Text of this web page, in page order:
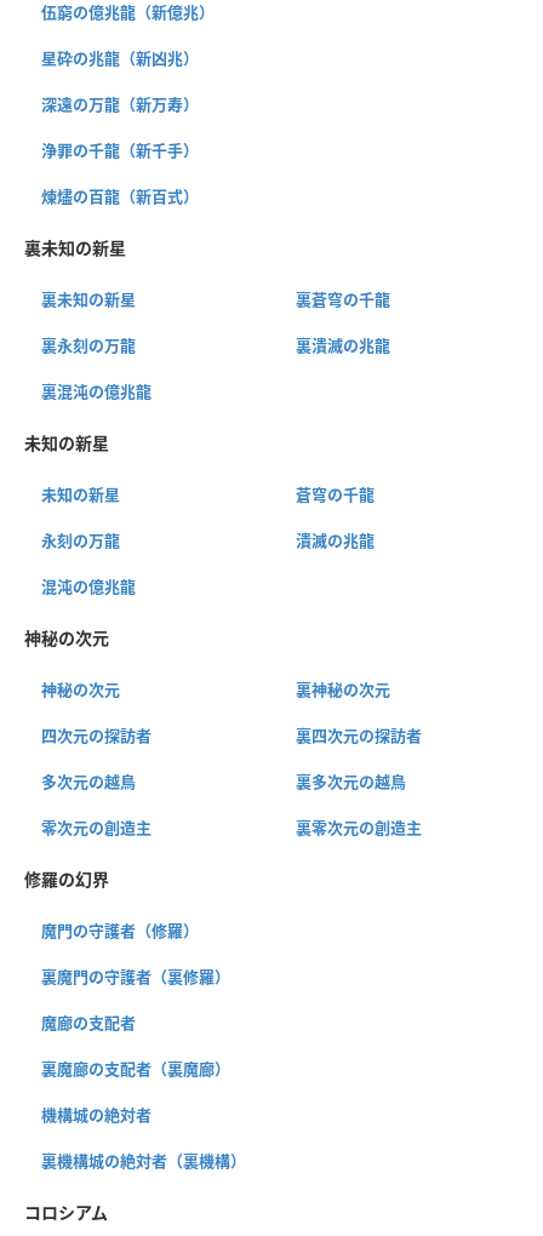
伍窮の億兆龍（新億兆）
星砕の兆龍（新凶兆）
深遠の万龍（新万寿）
浄罪の千龍（新千手）
煉燼の百龍（新百式）
裏未知の新星
裏未知の新星 裏蒼穹の千龍
裏永刻の万龍 裏潰滅の兆龍
裏混沌の億兆龍
未知の新星
未知の新星 蒼穹の千龍
永刻の万龍 潰滅の兆龍
混沌の億兆龍
神秘の次元
神秘の次元 裏神秘の次元
四次元の探訪者 裏四次元の探訪者
多次元の越鳥 裏多次元の越鳥
零次元の創造主 裏零次元の創造主
修羅の幻界
魔門の守護者（修羅）
裏魔門の守護者（裏修羅）
魔廊の支配者
裏魔廊の支配者（裏魔廊）
機構城の絶対者
裏機構城の絶対者（裏機構）
コロシアム